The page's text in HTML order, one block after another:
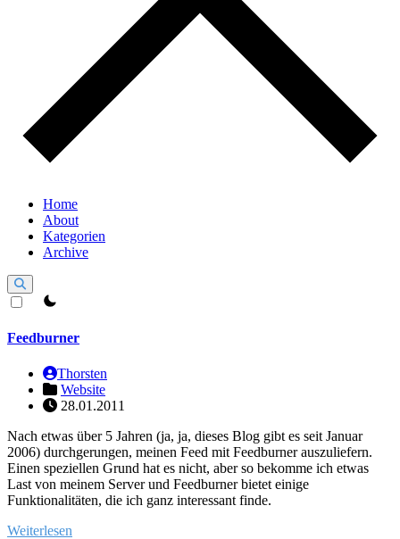
Home
About
Kategorien
Archive
theme switcher
Feedburner
Thorsten
Website
28.01.2011
Nach etwas über 5 Jahren (ja, ja, dieses Blog gibt es seit Januar
2006) durchgerungen, meinen Feed mit Feedburner auszuliefern.
Einen speziellen Grund hat es nicht, aber so bekomme ich etwas
Last von meinem Server und Feedburner bietet einige
Funktionalitäten, die ich ganz interessant finde.
Weiterlesen